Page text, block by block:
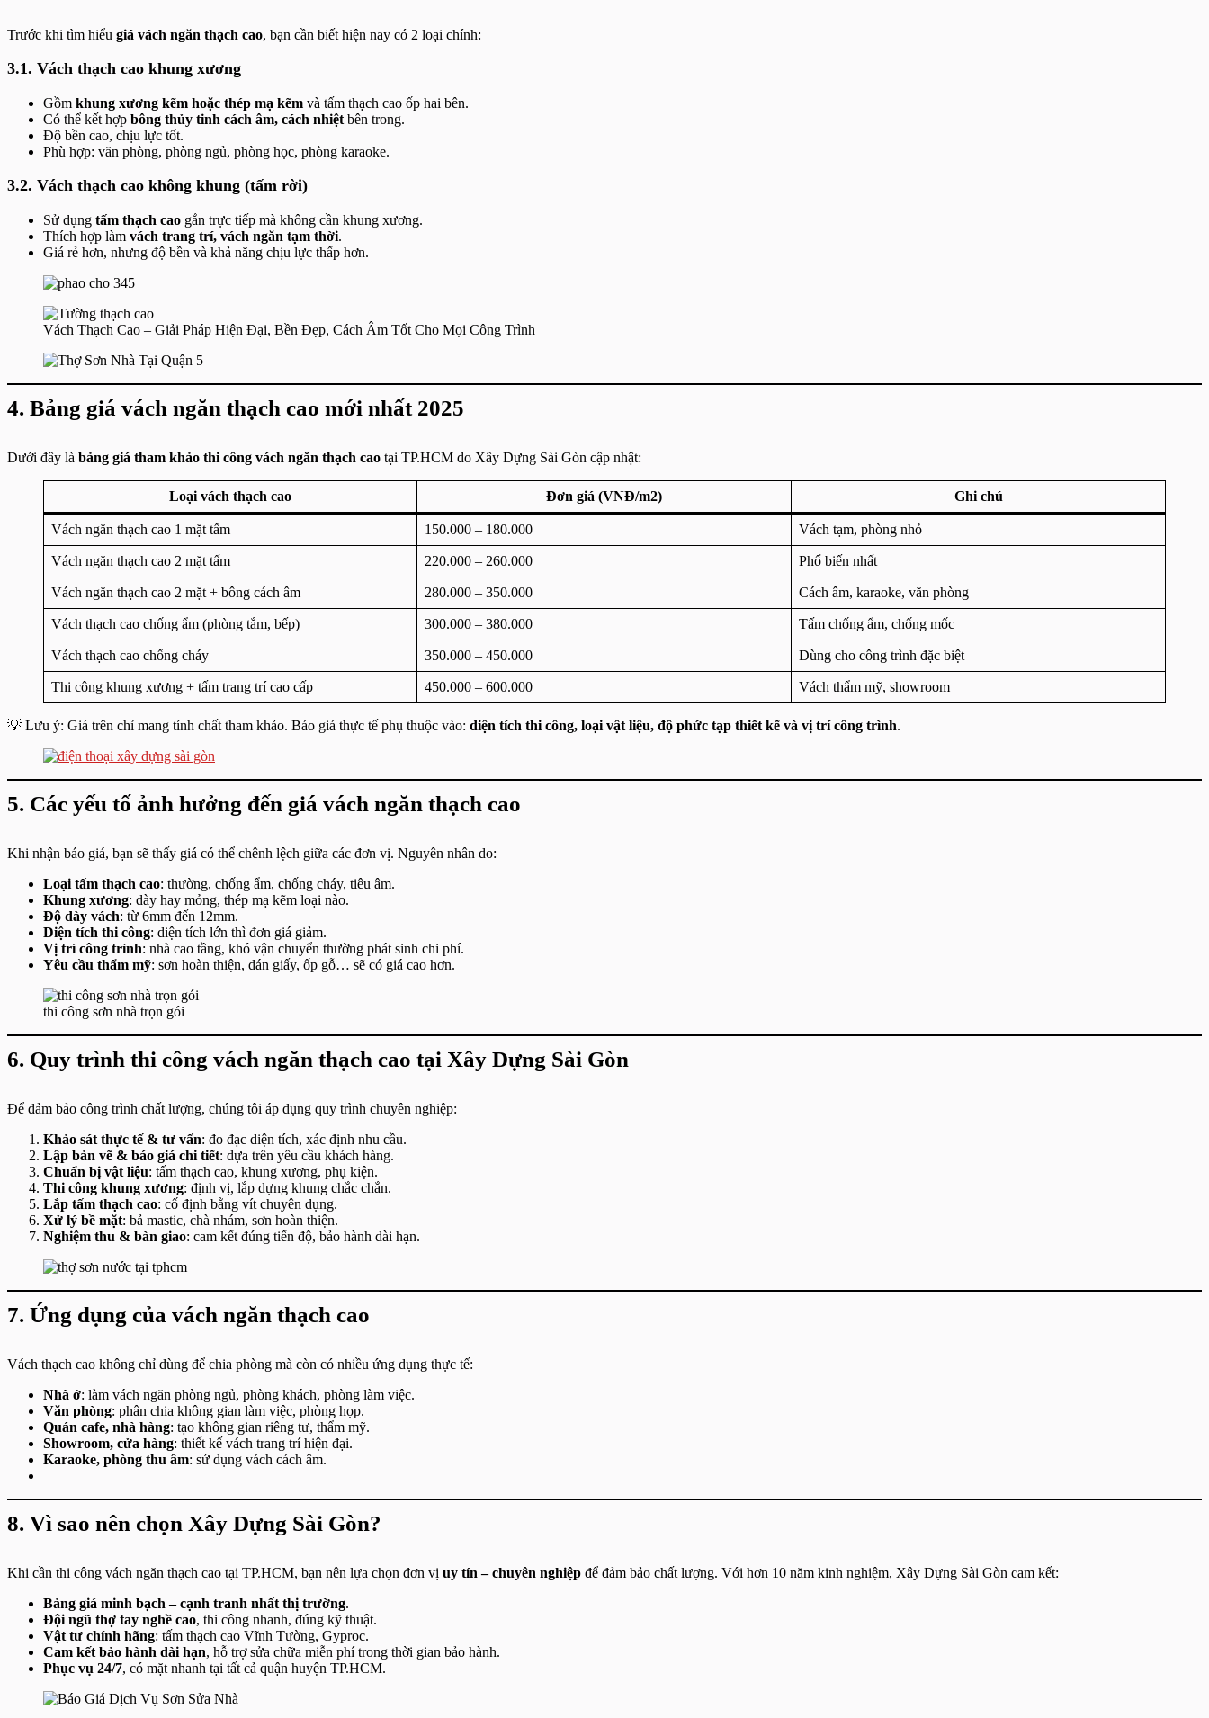
Trước khi tìm hiểu giá vách ngăn thạch cao, bạn cần biết hiện nay có 2 loại chính:
3.1. Vách thạch cao khung xương
Gồm khung xương kẽm hoặc thép mạ kẽm và tấm thạch cao ốp hai bên.
Có thể kết hợp bông thủy tinh cách âm, cách nhiệt bên trong.
Độ bền cao, chịu lực tốt.
Phù hợp: văn phòng, phòng ngủ, phòng học, phòng karaoke.
3.2. Vách thạch cao không khung (tấm rời)
Sử dụng tấm thạch cao gắn trực tiếp mà không cần khung xương.
Thích hợp làm vách trang trí, vách ngăn tạm thời.
Giá rẻ hơn, nhưng độ bền và khả năng chịu lực thấp hơn.
Vách Thạch Cao – Giải Pháp Hiện Đại, Bền Đẹp, Cách Âm Tốt Cho Mọi Công Trình
4. Bảng giá vách ngăn thạch cao mới nhất 2025
Dưới đây là bảng giá tham khảo thi công vách ngăn thạch cao tại TP.HCM do Xây Dựng Sài Gòn cập nhật:
Loại vách thạch cao Đơn giá (VNĐ/m2) Ghi chú
Vách ngăn thạch cao 1 mặt tấm 150.000 – 180.000 Vách tạm, phòng nhỏ
Vách ngăn thạch cao 2 mặt tấm 220.000 – 260.000 Phổ biến nhất
Vách ngăn thạch cao 2 mặt + bông cách âm 280.000 – 350.000 Cách âm, karaoke, văn phòng
Vách thạch cao chống ẩm (phòng tắm, bếp) 300.000 – 380.000 Tấm chống ẩm, chống mốc
Vách thạch cao chống cháy 350.000 – 450.000 Dùng cho công trình đặc biệt
Thi công khung xương + tấm trang trí cao cấp 450.000 – 600.000 Vách thẩm mỹ, showroom
💡 Lưu ý: Giá trên chỉ mang tính chất tham khảo. Báo giá thực tế phụ thuộc vào: diện tích thi công, loại vật liệu, độ phức tạp thiết kế và vị trí công trình.
5. Các yếu tố ảnh hưởng đến giá vách ngăn thạch cao
Khi nhận báo giá, bạn sẽ thấy giá có thể chênh lệch giữa các đơn vị. Nguyên nhân do:
Loại tấm thạch cao: thường, chống ẩm, chống cháy, tiêu âm.
Khung xương: dày hay mỏng, thép mạ kẽm loại nào.
Độ dày vách: từ 6mm đến 12mm.
Diện tích thi công: diện tích lớn thì đơn giá giảm.
Vị trí công trình: nhà cao tầng, khó vận chuyển thường phát sinh chi phí.
Yêu cầu thẩm mỹ: sơn hoàn thiện, dán giấy, ốp gỗ… sẽ có giá cao hơn.
thi công sơn nhà trọn gói
6. Quy trình thi công vách ngăn thạch cao tại Xây Dựng Sài Gòn
Để đảm bảo công trình chất lượng, chúng tôi áp dụng quy trình chuyên nghiệp:
Khảo sát thực tế & tư vấn: đo đạc diện tích, xác định nhu cầu.
Lập bản vẽ & báo giá chi tiết: dựa trên yêu cầu khách hàng.
Chuẩn bị vật liệu: tấm thạch cao, khung xương, phụ kiện.
Thi công khung xương: định vị, lắp dựng khung chắc chắn.
Lắp tấm thạch cao: cố định bằng vít chuyên dụng.
Xử lý bề mặt: bả mastic, chà nhám, sơn hoàn thiện.
Nghiệm thu & bàn giao: cam kết đúng tiến độ, bảo hành dài hạn.
7. Ứng dụng của vách ngăn thạch cao
Vách thạch cao không chỉ dùng để chia phòng mà còn có nhiều ứng dụng thực tế:
Nhà ở: làm vách ngăn phòng ngủ, phòng khách, phòng làm việc.
Văn phòng: phân chia không gian làm việc, phòng họp.
Quán cafe, nhà hàng: tạo không gian riêng tư, thẩm mỹ.
Showroom, cửa hàng: thiết kế vách trang trí hiện đại.
Karaoke, phòng thu âm: sử dụng vách cách âm.
8. Vì sao nên chọn Xây Dựng Sài Gòn?
Khi cần thi công vách ngăn thạch cao tại TP.HCM, bạn nên lựa chọn đơn vị uy tín – chuyên nghiệp để đảm bảo chất lượng. Với hơn 10 năm kinh nghiệm, Xây Dựng Sài Gòn cam kết:
Bảng giá minh bạch – cạnh tranh nhất thị trường.
Đội ngũ thợ tay nghề cao, thi công nhanh, đúng kỹ thuật.
Vật tư chính hãng: tấm thạch cao Vĩnh Tường, Gyproc.
Cam kết bảo hành dài hạn, hỗ trợ sửa chữa miễn phí trong thời gian bảo hành.
Phục vụ 24/7, có mặt nhanh tại tất cả quận huyện TP.HCM.